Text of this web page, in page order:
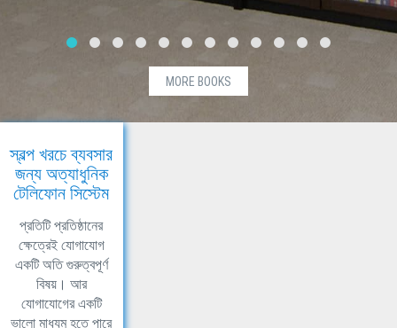
MORE BOOKS
স্বল্প খরচে ব্যবসার
জন্য অত্যাধুনিক
টেলিফোন সিস্টেম
প্রতিটি প্রতিষ্ঠানের
ক্ষেত্রেই যোগাযোগ
একটি অতি গুরুত্বপূর্ণ
বিষয়। আর
যোগাযোগের একটি
ভালো মাধ্যম হতে পারে